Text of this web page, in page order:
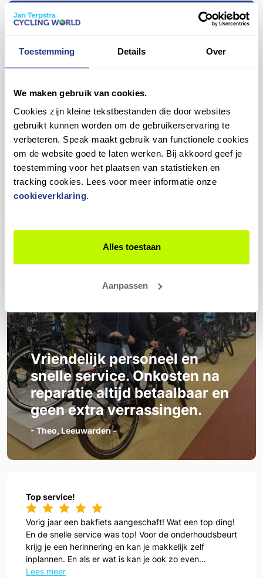
Toestemming Details Over
We maken gebruik van cookies.
Cookies zijn kleine tekstbestanden die door websites
gebruikt kunnen worden om de gebruikerservaring te
verbeteren. Speak maakt gebruik van functionele cookies
om de website goed te laten werken. Bij akkoord geef je
toestemming voor het plaatsen van statistieken en
tracking cookies. Lees voor meer informatie onze
cookieverklaring.
Alles toestaan
Aanpassen
veilig en comfortabel op pad!
Daarom bieden we een gratis eerste nastelbeurt
stellen we de versnellingen, remmen en andere
onderdelen opnieuw af, zodat alles weer soepel
Plan je afspraak eenvoudig in en blijf genieten van
jouw fiets in topconditie!
Vragen over dit product?
graag te woord!
9,3
Wat onze klanten zeggen
Vriendelijk personeel en
snelle service. Onkosten na
reparatie altijd betaalbaar en
geen extra verrassingen.
- Theo, Leeuwarden -
Top service!
Vorig jaar een bakfiets aangeschaft! Wat een top ding!
En de snelle service was top! Voor de onderhoudsbeurt
krijg je een herinnering en kan je makkelijk zelf
inplannen. En als er wat is kan je ook zo even
aanwippen!
Lees meer